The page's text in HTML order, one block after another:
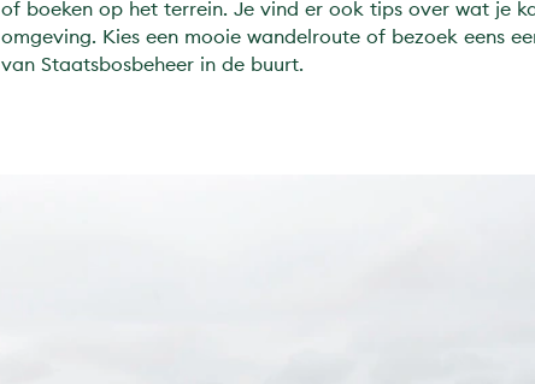
of boeken op het terrein. Je vind er ook tips over wat je
omgeving. Kies een mooie wandelroute of bezoek eens
van Staatsbosbeheer in de buurt.